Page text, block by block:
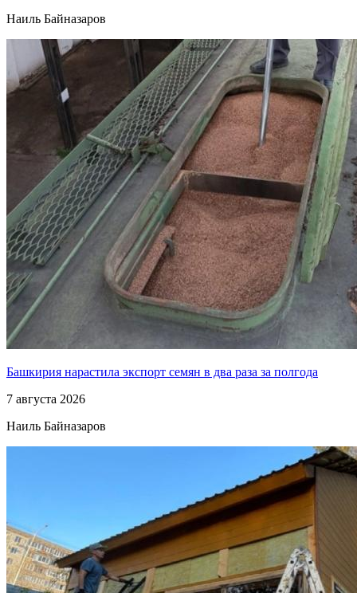
Наиль Байназаров
Башкирия нарастила экспорт семян в два раза за полгода
7 августа 2026
Наиль Байназаров